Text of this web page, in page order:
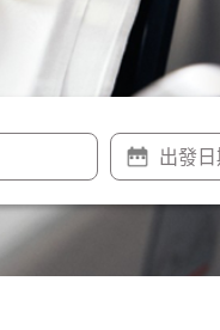
出發